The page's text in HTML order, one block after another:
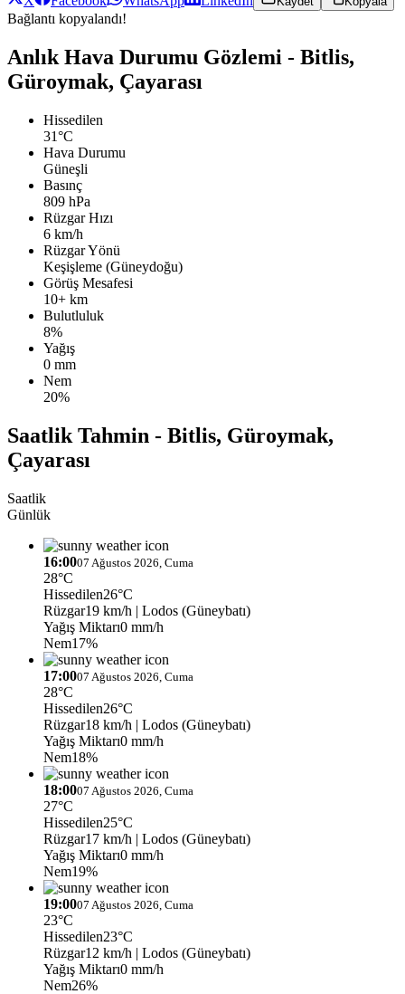
Bağlantı kopyalandı!
Anlık Hava Durumu Gözlemi - Bitlis,
Güroymak, Çayarası
Hissedilen
31°C
Hava Durumu
Güneşli
Basınç
809 hPa
Rüzgar Hızı
6 km/h
Rüzgar Yönü
Keşişleme (Güneydoğu)
Görüş Mesafesi
10+ km
Bulutluluk
8%
Yağış
0 mm
Nem
20%
Saatlik Tahmin - Bitlis, Güroymak,
Çayarası
Saatlik
Günlük
16:0007 Ağustos 2026, Cuma
28°C
Hissedilen26°C
Rüzgar19 km/h | Lodos (Güneybatı)
Yağış Miktarı0 mm/h
Nem17%
17:0007 Ağustos 2026, Cuma
28°C
Hissedilen26°C
Rüzgar18 km/h | Lodos (Güneybatı)
Yağış Miktarı0 mm/h
Nem18%
18:0007 Ağustos 2026, Cuma
27°C
Hissedilen25°C
Rüzgar17 km/h | Lodos (Güneybatı)
Yağış Miktarı0 mm/h
Nem19%
19:0007 Ağustos 2026, Cuma
23°C
Hissedilen23°C
Rüzgar12 km/h | Lodos (Güneybatı)
Yağış Miktarı0 mm/h
Nem26%